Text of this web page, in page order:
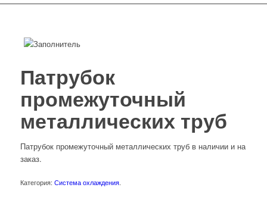
Патрубок
промежуточный
металлических труб
Патрубок промежуточный металлических труб в наличии и на
заказ.
Категория: Система охлаждения.